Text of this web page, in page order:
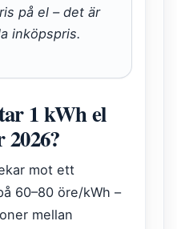
på el – det är
inköpspris.
1 kWh el
2026?
mot ett
60–80 öre/kWh –
mellan